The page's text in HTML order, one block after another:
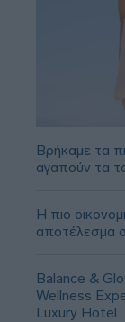
Βρήκαμε τα
αγαπούν τα
Η πιο
αποτέλεσμα
Balance &
Wellness
Luxury Hotel